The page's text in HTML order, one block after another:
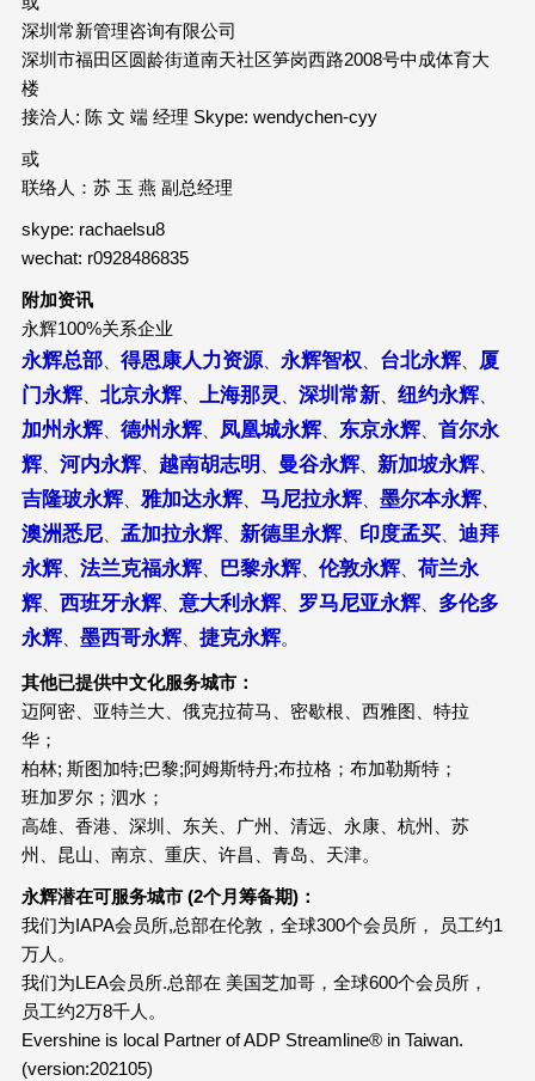
深圳常新管理咨询有限公司
深圳市福田区圆龄街道南天社区笋岗西路2008号中成体育大
楼
接洽人: 陈 文 端 经理 Skype: wendychen-cyy
或
联络人：苏 玉 燕 副总经理
skype: rachaelsu8
wechat: r0928486835
附加资讯
永辉100%关系企业
永辉总部、 得恩康人力资源、 永辉智权 台北永辉、
厦
门永辉、 北京永辉、 上海那灵 深圳常新、 纽约永辉、
加州永辉、 德州永辉、 凤凰城永辉、 东京永辉、 首尔永
辉、 河内永辉、 越南胡志明 曼谷永辉、 新加坡永辉、
吉隆玻永辉、 雅加达永辉、 马尼拉永辉、 墨尔本永辉、
澳洲悉尼、 孟加拉永辉、 新德里永辉、 印度孟买、 迪拜
永辉、 法兰克福永辉、 巴黎永辉、 伦敦永辉、 荷兰永
辉、 西班牙永辉、 意大利永辉、 罗马尼亚永辉、 多伦多
永辉、 墨西哥永辉、 捷克永辉。
其他已提供中文化服务城市：
迈阿密、亚特兰大、俄克拉荷马、密歇根、西雅图、特拉
华；
柏林; 斯图加特;巴黎;阿姆斯特丹;布拉格；布加勒斯特；
班加罗尔；泗水；
高雄、香港、深圳、东关、广州、清远、永康、杭州、苏
州、昆山、南京、重庆、许昌、青岛、天津。
永辉潜在可服务城市 (2个月筹备期)：
我们为IAPA会员所,总部在伦敦，全球300个会员所， 员工约1
万人。
我们为LEA会员所.总部在 美国芝加哥，全球600个会员所，
员工约2万8千人。
Evershine is local Partner of ADP Streamline® in Taiwan.
(version:202105)